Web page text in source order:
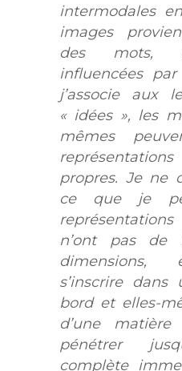
intermodales
images
des mots,
influencées
j’associe aux
« idées », les
mêmes
propres. Je ne
ce que je
n’ont pas de
dimensions,
s’inscrire dans
bord et elles-
d’une
pénétrer
complète